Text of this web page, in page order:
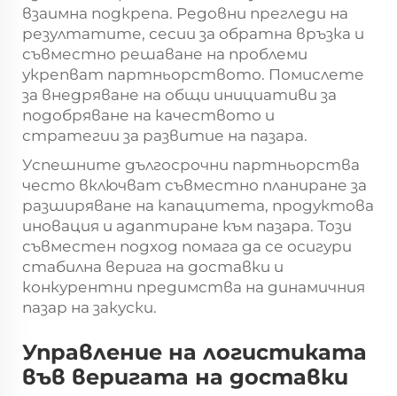
взаимна подкрепа. Редовни прегледи на
резултатите, сесии за обратна връзка и
съвместно решаване на проблеми
укрепват партньорството. Помислете
за внедряване на общи инициативи за
подобряване на качеството и
стратегии за развитие на пазара.
Успешните дългосрочни партньорства
често включват съвместно планиране за
разширяване на капацитета, продуктова
иновация и адаптиране към пазара. Този
съвместен подход помага да се осигури
стабилна верига на доставки и
конкурентни предимства на динамичния
пазар на закуски.
Управление на логистиката
във веригата на доставки